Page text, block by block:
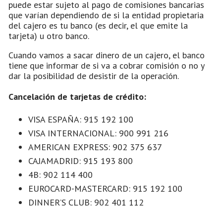
puede estar sujeto al pago de comisiones bancarias
que varían dependiendo de si la entidad propietaria
del cajero es tu banco (es decir, el que emite la
tarjeta) u otro banco.
Cuando vamos a sacar dinero de un cajero, el banco
tiene que informar de si va a cobrar comisión o no y
dar la posibilidad de desistir de la operación.
Cancelación de tarjetas de crédito:
VISA ESPAÑA: 915 192 100
VISA INTERNACIONAL: 900 991 216
AMERICAN EXPRESS: 902 375 637
CAJAMADRID: 915 193 800
4B: 902 114 400
EUROCARD-MASTERCARD: 915 192 100
DINNER’S CLUB: 902 401 112